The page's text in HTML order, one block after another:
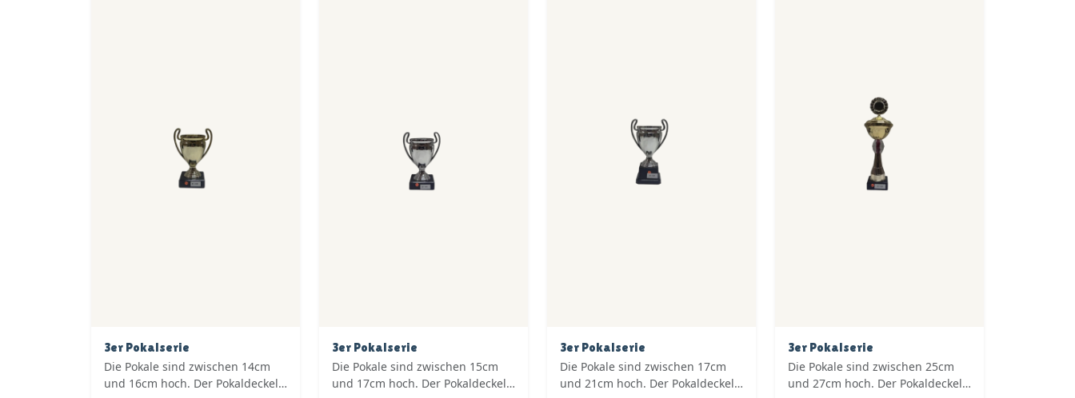
3er Pokalserie
Die Pokale sind zwischen 14cm
und 16cm hoch. Der Pokaldeckel
3er Pokalserie
Die Pokale sind zwischen 15cm
und 17cm hoch. Der Pokaldeckel
3er Pokalserie
Die Pokale sind zwischen 17cm
und 21cm hoch. Der Pokaldeckel
3er Pokalserie
Die Pokale sind zwischen 25cm
und 27cm hoch. Der Pokaldeckel